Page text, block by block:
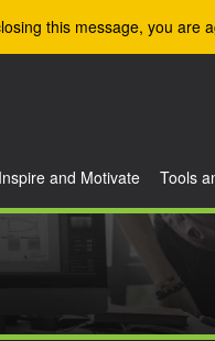
this message, you are
Inspire and Motivate Tools